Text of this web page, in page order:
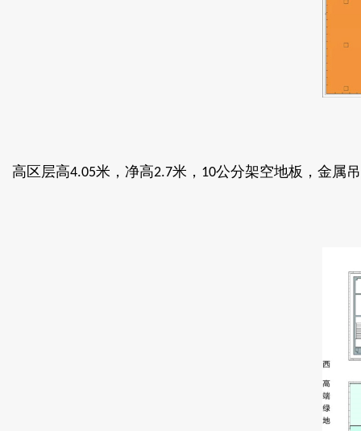
高区层高4.05米，净高2.7米， 10公分架空地板，金属